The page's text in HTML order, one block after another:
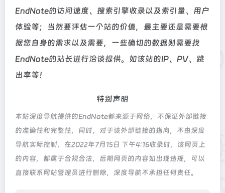
EndNote的访问速度、搜索引擎收录以及索引量、用户
体验等；当然要评估一个站的价值，最主要还是需要根
据您自身的需求以及需要，一些确切的数据则需要找
EndNote的站长进行洽谈提供。如该站的IP、PV、跳
出率等！
特别声明
本站深度导航提供的EndNote都来源于网络，不保证外部链接
的准确性和完整性，同时，对于该外部链接的指向，不由深度
导航实际控制，在2022年7月15日 下午4:16收录时，该网页上
的内容，都属于合规合法，后期网页的内容如出现违规，可以
直接联系网站管理员进行删除，深度导航不承担任何责任。